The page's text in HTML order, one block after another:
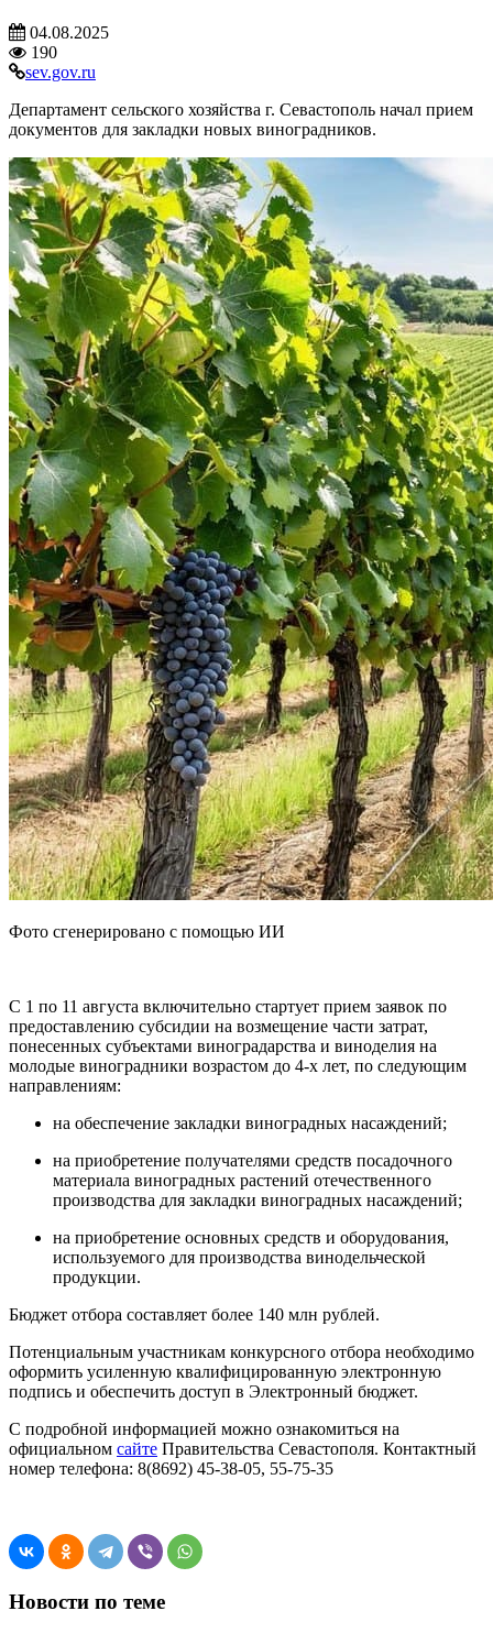
04.08.2025
190
sev.gov.ru
Департамент сельского хозяйства г. Севастополь начал прием
документов для закладки новых виноградников.
Фото сгенерировано с помощью ИИ
С 1 по 11 августа включительно стартует прием заявок по
предоставлению субсидии на возмещение части затрат,
понесенных субъектами виноградарства и виноделия на
молодые виноградники возрастом до 4-х лет, по следующим
направлениям:
на обеспечение закладки виноградных насаждений;
на приобретение получателями средств посадочного
материала виноградных растений отечественного
производства для закладки виноградных насаждений;
на приобретение основных средств и оборудования,
используемого для производства винодельческой
продукции.
Бюджет отбора составляет более 140 млн рублей.
Потенциальным участникам конкурсного отбора необходимо
оформить усиленную квалифицированную электронную
подпись и обеспечить доступ в Электронный бюджет.
С подробной информацией можно ознакомиться на
официальном сайте Правительства Севастополя. Контактный
номер телефона: 8(8692) 45-38-05, 55-75-35
Новости по теме